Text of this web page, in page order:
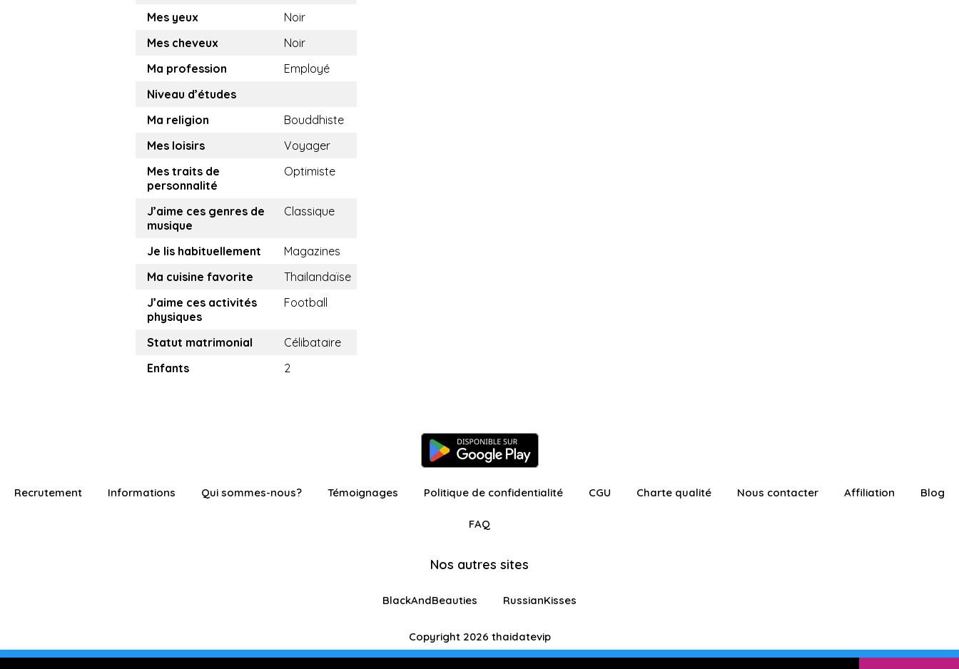
Mes yeux
Noir
Mes cheveux
Noir
Ma profession
Employé
Niveau d’études
Ma religion
Bouddhiste
Mes loisirs
Voyager
Mes traits de
personnalité
Optimiste
J’aime ces genres de
musique
Classique
Je lis habituellement
Magazines
Ma cuisine favorite
Thailandaïse
J’aime ces activités
physiques
Football
Statut matrimonial
Célibataire
Enfants
2
Recrutement Informations Qui sommes-nous? Témoignages Politique de confidentialité CGU Charte qualité Nous contacter Affiliation Blog
FAQ
Nos autres sites
BlackAndBeauties RussianKisses
Copyright 2026 thaidatevip